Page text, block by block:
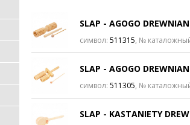
SLAP - AGOGO
символ: 511315, №
SLAP - AGOGO
символ: 511305, №
SLAP - KASTANIETY